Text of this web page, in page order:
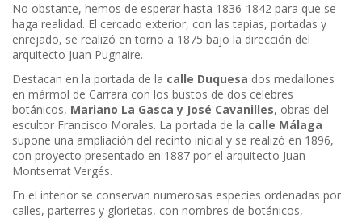
No obstante, hemos de esperar hasta 1836-1842 para que se
haga realidad. El cercado exterior, con las tapias, portadas y
enrejado, se realizó en torno a 1875 bajo la dirección del
arquitecto Juan Pugnaire.
Destacan en la portada de la calle Duquesa dos medallones
en mármol de Carrara con los bustos de dos celebres
botánicos, Mariano La Gasca y José Cavanilles, obras del
escultor Francisco Morales. La portada de la calle Málaga
supone una ampliación del recinto inicial y se realizó en 1896,
con proyecto presentado en 1887 por el arquitecto Juan
Montserrat Vergés.
En el interior se conservan numerosas especies ordenadas por
calles, parterres y glorietas, con nombres de botánicos,